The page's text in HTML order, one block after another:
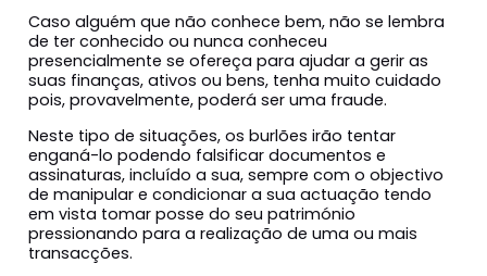
Caso alguém que não conhece bem, não se lembra
de ter conhecido ou nunca conheceu
presencialmente se ofereça para ajudar a gerir as
suas finanças, ativos ou bens, tenha muito cuidado
pois, provavelmente, poderá ser uma fraude.
Neste tipo de situações, os burlões irão tentar
enganá-lo podendo falsificar documentos e
assinaturas, incluído a sua, sempre com o objectivo
de manipular e condicionar a sua actuação tendo
em vista tomar posse do seu património
pressionando para a realização de uma ou mais
transacções.